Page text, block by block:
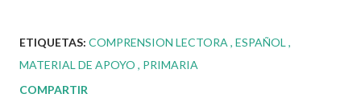
ETIQUETAS: COMPRENSION LECTORA ESPAÑOL
MATERIAL DE APOYO
PRIMARIA
COMPARTIR